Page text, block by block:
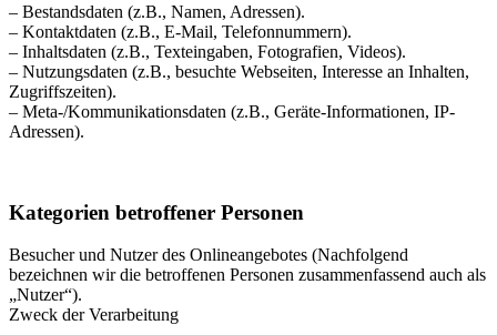
– Bestandsdaten (z.B., Namen, Adressen).
– Kontaktdaten (z.B., E-Mail, Telefonnummern).
– Inhaltsdaten (z.B., Texteingaben, Fotografien, Videos).
– Nutzungsdaten (z.B., besuchte Webseiten, Interesse an Inhalten,
Zugriffszeiten).
– Meta-/Kommunikationsdaten (z.B., Geräte-Informationen, IP-
Adressen).
Kategorien betroffener Personen
Besucher und Nutzer des Onlineangebotes (Nachfolgend
bezeichnen wir die betroffenen Personen zusammenfassend auch als
„Nutzer“).
Zweck der Verarbeitung